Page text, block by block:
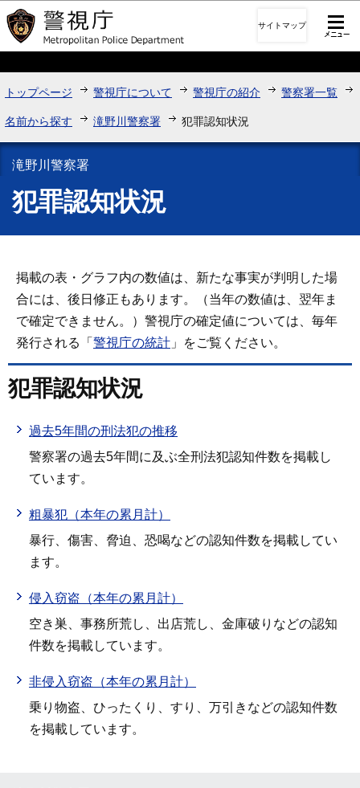
このページの本文へ移動
サイトマップ
トップページ 警視庁について 警視庁の紹介 警察署一覧
名前から探す 滝野川警察署 犯罪認知状況
滝野川警察署
犯罪認知状況
掲載の表・グラフ内の数値は、新たな事実が判明した場
合には、後日修正もあります。（当年の数値は、翌年ま
で確定できません。）警視庁の確定値については、毎年
発行される「 警視庁の統計 」をご覧ください。
犯罪認知状況
過去5年間の刑法犯の推移
警察署の過去5年間に及ぶ全刑法犯認知件数を掲載し
ています。
粗暴犯（本年の累月計）
暴行、傷害、脅迫、恐喝などの認知件数を掲載してい
ます。
侵入窃盗（本年の累月計）
空き巣、事務所荒し、出店荒し、金庫破りなどの認知
件数を掲載しています。
非侵入窃盗（本年の累月計）
乗り物盗、ひったくり、すり、万引きなどの認知件数
を掲載しています。